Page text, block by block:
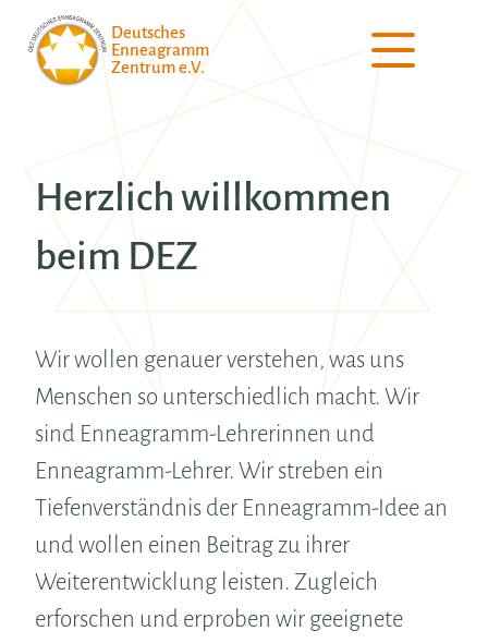
Deutsches
Enneagramm
Zentrum e.V.
Herzlich willkommen
beim DEZ
Wir wollen genauer verstehen, was uns
Menschen so unterschiedlich macht. Wir
sind Enneagramm-Lehrerinnen und
Enneagramm-Lehrer. Wir streben ein
Tiefenverständnis der Enneagramm-Idee an
und wollen einen Beitrag zu ihrer
Weiterentwicklung leisten. Zugleich
erforschen und erproben wir geeignete